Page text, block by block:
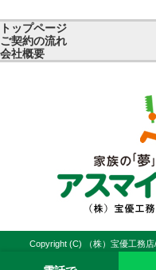
トップページ
ご契約の流れ
会社概要
Copyright (C) （株）宝優工務